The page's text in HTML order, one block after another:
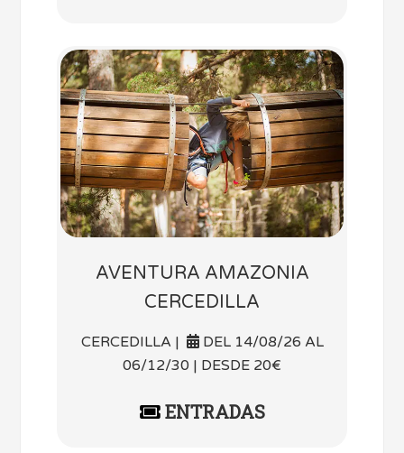
AVENTURA AMAZONIA
CERCEDILLA
CERCEDILLA |
DEL 14/08/26 AL
06/12/30 | DESDE 20€
ENTRADAS